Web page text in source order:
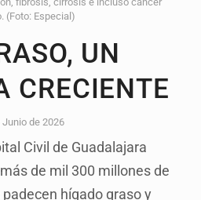
(Foto: Especial)
UN
CRECIENTE
Junio de 2026
Civil de Guadalajara
de mil 300 millones de
hígado graso y